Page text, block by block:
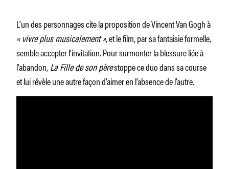
L’un des personnages cite la proposition de Vincent Van Gogh à
« vivre plus musicalement », et le film, par sa fantaisie formelle,
semble accepter l’invitation. Pour surmonter la blessure liée à
l’abandon,La Fille de son pèrestoppe ce duo dans sa course
et lui révèle une autre façon d’aimer en l’absence de l’autre.